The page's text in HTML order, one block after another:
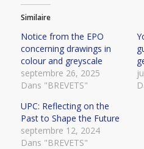
Similaire
Notice from the EPO
concerning drawings in
colour and greyscale
septembre 26, 2025
Dans "BREVETS"
UPC: Reflecting on the
Past to Shape the Future
septembre 12, 2024
Dans "BREVETS"